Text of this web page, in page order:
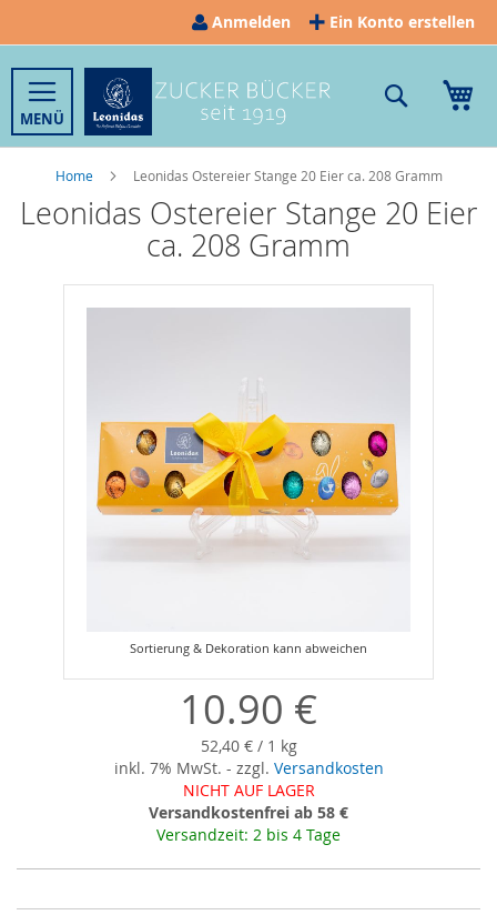
zum
Inhalt
Anmelden Ein Konto erstellen
Suche
Home Leonidas Ostereier Stange 20 Eier ca. 208 Gramm
Leonidas Ostereier Stange 20 Eier
ca. 208 Gramm
der
10.90 €
52,40 € / 1 kg
inkl. 7% MwSt. - zzgl. Versandkosten
NICHT AUF LAGER
Versandkostenfrei ab 58 €
Versandzeit: 2 bis 4 Tage